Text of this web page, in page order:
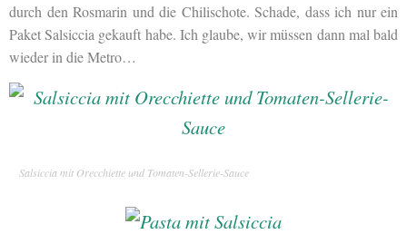
durch den Rosmarin und die Chilischote. Schade, dass ich nur ein
Paket Salsiccia gekauft habe. Ich glaube, wir müssen dann mal bald
wieder in die Metro…
Salsiccia mit Orecchiette und Tomaten-Sellerie-Sauce